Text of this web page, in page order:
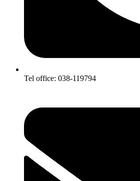
Tel office: 038-119794